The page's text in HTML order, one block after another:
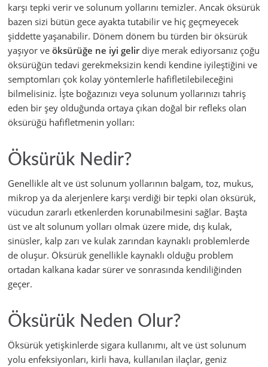
karşı tepki verir ve solunum yollarını temizler. Ancak öksürük
bazen sizi bütün gece ayakta tutabilir ve hiç geçmeyecek
şiddette yaşanabilir. Dönem dönem bu türden bir öksürük
yaşıyor ve öksürüğe ne iyi gelir diye merak ediyorsanız çoğu
öksürüğün tedavi gerekmeksizin kendi kendine iyileştiğini ve
semptomları çok kolay yöntemlerle hafifletilebileceğini
bilmelisiniz. İşte boğazınızı veya solunum yollarınızı tahriş
eden bir şey olduğunda ortaya çıkan doğal bir refleks olan
öksürüğü hafifletmenin yolları:
Öksürük Nedir?
Genellikle alt ve üst solunum yollarının balgam, toz, mukus,
mikrop ya da alerjenlere karşı verdiği bir tepki olan öksürük,
vücudun zararlı etkenlerden korunabilmesini sağlar. Başta
üst ve alt solunum yolları olmak üzere mide, dış kulak,
sinüsler, kalp zarı ve kulak zarından kaynaklı problemlerde
de oluşur. Öksürük genellikle kaynaklı olduğu problem
ortadan kalkana kadar sürer ve sonrasında kendiliğinden
geçer.
Öksürük Neden Olur?
Öksürük yetişkinlerde sigara kullanımı, alt ve üst solunum
yolu enfeksiyonları, kirli hava, kullanılan ilaçlar, geniz